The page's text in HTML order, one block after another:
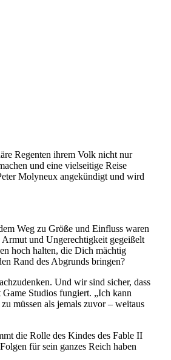
Regenten ihrem Volk nicht nur
und eine vielseitige Reise
Molyneux angekündigt und wird
Weg zu Größe und Einfluss waren
und Ungerechtigkeit gegeißelt
hoch halten, die Dich mächtig
Rand des Abgrunds bringen?
Und wir sind sicher, dass
Studios fungiert. „Ich kann
müssen als jemals zuvor – weitaus
die Rolle des Kindes des Fable II
für sein ganzes Reich haben